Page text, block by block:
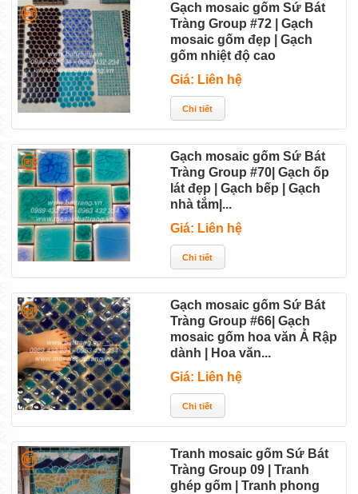
Gạch mosaic gốm Sứ Bát
Tràng Group #72 | Gạch
mosaic gốm đẹp | Gạch
gốm nhiệt độ cao
Giá: Liên hệ
Gạch mosaic gốm Sứ Bát
Tràng Group #70| Gạch ốp
lát đẹp | Gạch bếp | Gạch
nhà tắm|...
Giá: Liên hệ
Gạch mosaic gốm Sứ Bát
Tràng Group #66| Gạch
mosaic gốm hoa văn Ả Rập
dành | Hoa văn...
Giá: Liên hệ
Tranh mosaic gốm Sứ Bát
Tràng Group 09 | Tranh
ghép gốm | Tranh phong